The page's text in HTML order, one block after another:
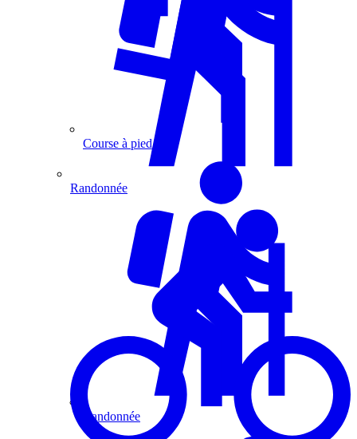
Course à pied
Randonnée
Randonnée